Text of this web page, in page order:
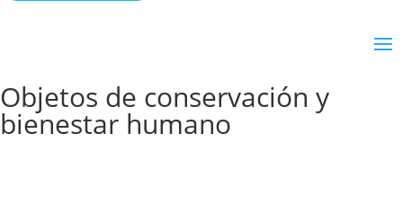
Objetos de conservación y
bienestar humano